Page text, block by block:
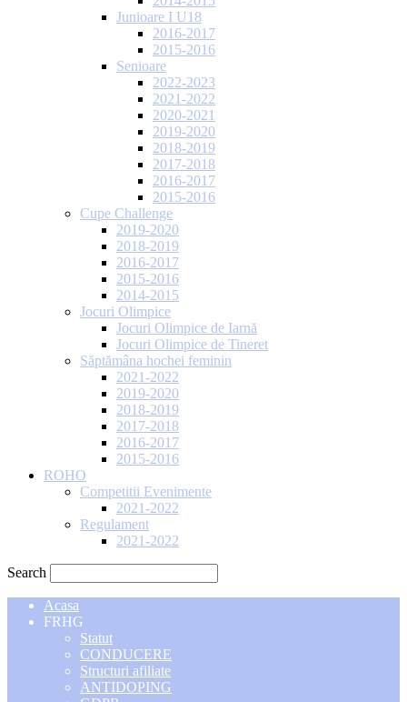
Junioare I U18
2016-2017
2015-2016
Senioare
2022-2023
2021-2022
2020-2021
2019-2020
2018-2019
2017-2018
2016-2017
2015-2016
Cupe Challenge
2019-2020
2018-2019
2016-2017
2015-2016
2014-2015
Jocuri Olimpice
Jocuri Olimpice de Iarnă
Jocuri Olimpice de Tineret
Săptămâna hochei feminin
2021-2022
2019-2020
2018-2019
2017-2018
2016-2017
2015-2016
ROHO
Competitii Evenimente
2021-2022
Regulament
2021-2022
Search
Acasa
FRHG
Statut
CONDUCERE
Structuri afiliate
ANTIDOPING